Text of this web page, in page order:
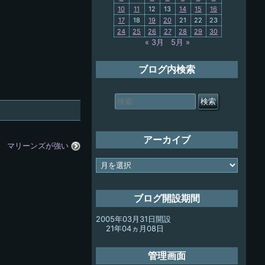
マリーンズが強い
10
11 12 13 14 15
16
17
18 19 20 21 22
23
24
25 26 27 28 29 30
« 3月 5月 »
ブログ内検索
索
対
アーカイブ
ア
ー
ブ
ブログ開設期間
2005年03月31日開設
21年04ヵ月08日
管理画面